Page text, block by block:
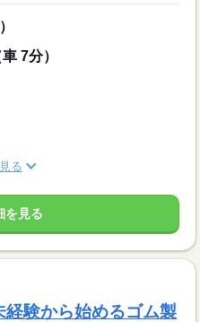
7分）
る
を見る
験から始めるゴム製